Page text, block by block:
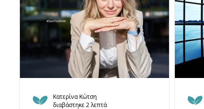
Κατερίνα Κώτση
διαβάστηκε 2 λεπτά